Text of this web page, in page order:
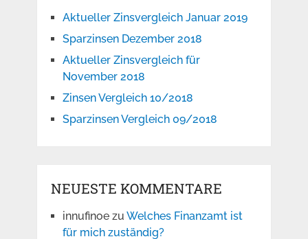
Aktueller Zinsvergleich Januar 2019
Sparzinsen Dezember 2018
Aktueller Zinsvergleich für
November 2018
Zinsen Vergleich 10/2018
Sparzinsen Vergleich 09/2018
NEUESTE KOMMENTARE
innufinoezu Welches Finanzamt ist
für mich zuständig?